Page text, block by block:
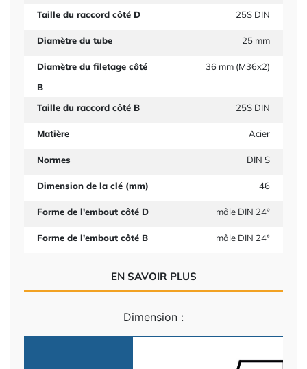
Taille du raccord côté D 25S DIN
Diamètre du tube 25 mm
Diamètre du filetage côté
B
36 mm (M36x2)
Taille du raccord côté B 25S DIN
Matière Acier
Normes DIN S
Dimension de la clé (mm) 46
Forme de l'embout côté D mâle DIN 24°
Forme de l'embout côté B mâle DIN 24°
EN SAVOIR PLUS
Dimension :